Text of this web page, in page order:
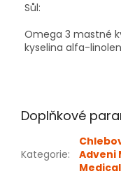
Sůl:
Omega 3 mastné
kyselina alfa-
Doplňkové
Kategorie:
Adveni
Medical